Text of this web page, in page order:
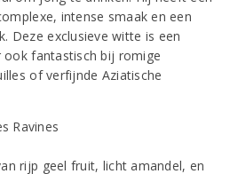
intense smaak en een
Deze exclusieve witte is een
ook fantastisch bij romige
of verfijnde Aziatische
rijp geel fruit, licht amandel, en